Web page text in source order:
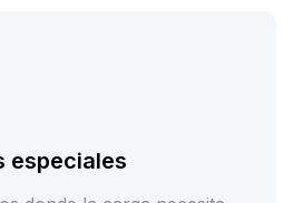
especiales